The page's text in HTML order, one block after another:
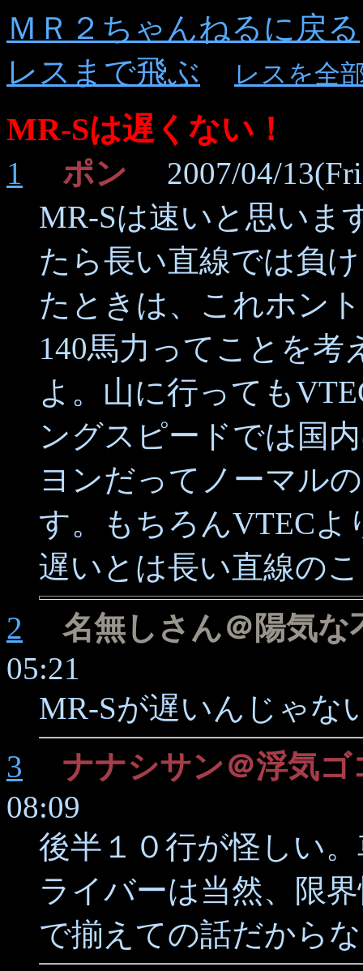
ＭＲ２ちゃんねるに戻る
レスまで飛ぶ
レスを全
MR-Sは遅くない！
1 ポン 2007/04/
MR-Sは速いと思いま
たら長い直線では負
たときは、これホン
140馬力ってことを
よ。山に行っても
ングスピードでは国
ヨンだってノーマル
す。もちろんVTEC
遅いとは長い直線の
2
名無しさん＠陽気な
05:21
MR-Sが遅いんじゃな
3
ナナシサン＠浮気ゴ
08:09
後半１０行が怪しい
ライバーは当然、限
で揃えての話だから